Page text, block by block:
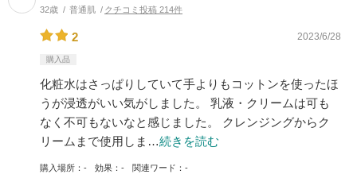
32歳 普通肌 クチコミ投稿 214件
2 2023/6/28
購入品
化粧水はさっぱりしていて手よりもコットンを使ったほ
うが浸透がいい気がしました。 乳液・クリームは可も
なく不可もないなと感じました。 クレンジングからク
リームまで使用しま…続きを読む
購入場所 - 効果 - 関連ワード -